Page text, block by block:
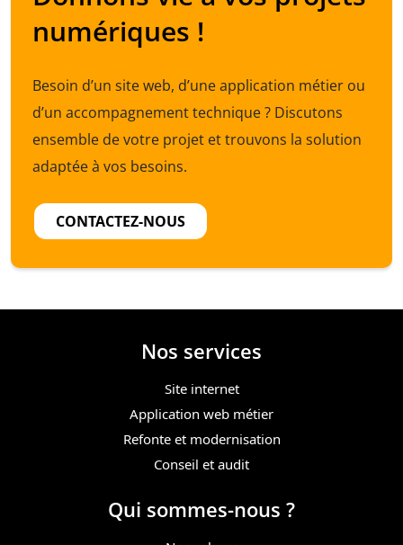
numériques !
Besoin d’un site web, d’une application métier ou
d’un accompagnement technique ? Discutons
ensemble de votre projet et trouvons la solution
adaptée à vos besoins.
CONTACTEZ-NOUS
Nos services
Site internet
Application web métier
Refonte et modernisation
Conseil et audit
Qui sommes-nous ?